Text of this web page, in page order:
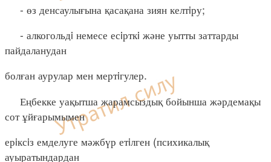
- өз денсаулығына қасақана зиян келтiру;
- алкогольдi немесе есiрткi және уытты заттарды
пайдаланудан
болған аурулар мен мертiгулер.
Еңбекке уақытша жарамсыздық бойынша жәрдемақы
сот ұйғарымымен
ерiксiз емделуге мәжбүр етiлген (психикалық
ауыратындардан